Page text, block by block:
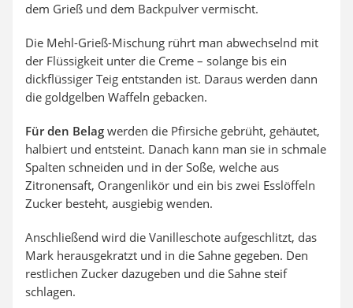
dem Grieß und dem Backpulver vermischt.
Die Mehl-Grieß-Mischung rührt man abwechselnd mit
der Flüssigkeit unter die Creme – solange bis ein
dickflüssiger Teig entstanden ist. Daraus werden dann
die goldgelben Waffeln gebacken.
Für den Belag werden die Pfirsiche gebrüht, gehäutet,
halbiert und entsteint. Danach kann man sie in schmale
Spalten schneiden und in der Soße, welche aus
Zitronensaft, Orangenlikör und ein bis zwei Esslöffeln
Zucker besteht, ausgiebig wenden.
Anschließend wird die Vanilleschote aufgeschlitzt, das
Mark herausgekratzt und in die Sahne gegeben. Den
restlichen Zucker dazugeben und die Sahne steif
schlagen.